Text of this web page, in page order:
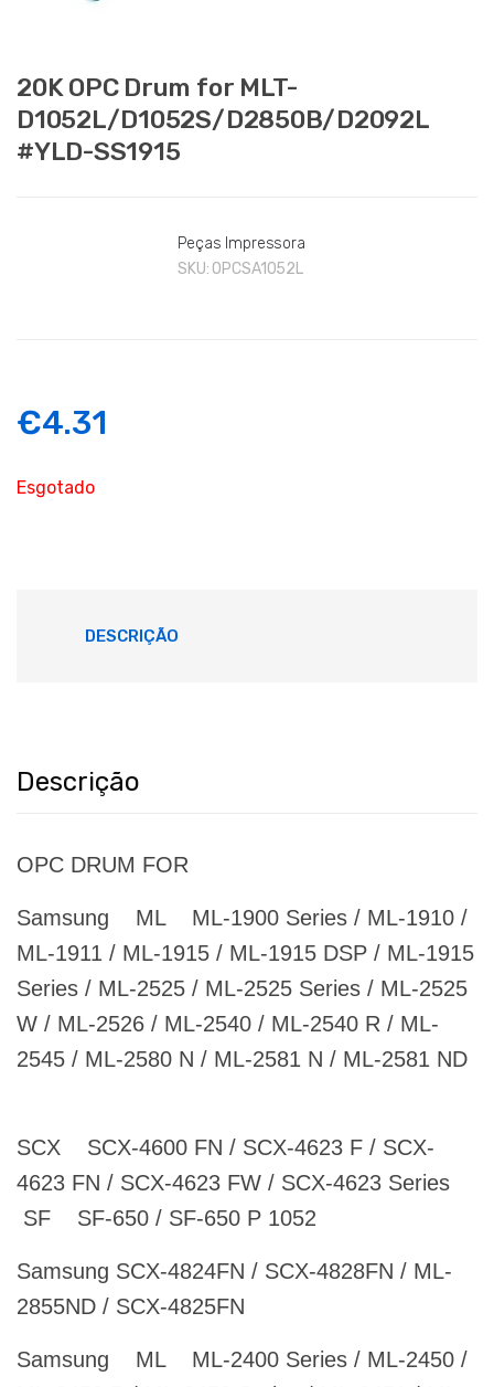
20K OPC Drum for MLT-
D1052L/D1052S/D2850B/D2092L
#YLD-SS1915
Peças Impressora
SKU: OPCSA1052L
€4.31
Esgotado
DESCRIÇÃO
Descrição
OPC DRUM FOR
Samsung ML ML-1900 Series / ML-1910 /
ML-1911 / ML-1915 / ML-1915 DSP / ML-1915
Series / ML-2525 / ML-2525 Series / ML-2525
W / ML-2526 / ML-2540 / ML-2540 R / ML-
2545 / ML-2580 N / ML-2581 N / ML-2581 ND
SCX SCX-4600 FN / SCX-4623 F / SCX-
4623 FN / SCX-4623 FW / SCX-4623 Series
SF SF-650 / SF-650 P 1052
Samsung SCX-4824FN / SCX-4828FN / ML-
2855ND / SCX-4825FN
Samsung ML ML-2400 Series / ML-2450 /